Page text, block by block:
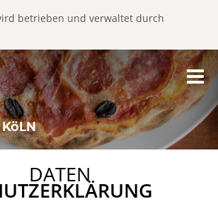
betrieben und verwaltet durch
DATEN